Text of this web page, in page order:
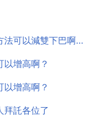
注意點，mm還可
注...
有什麼方法可以減下巴的，有沒有什麼方法可以減雙下巴啊！快速有效的那種！
增高啊？
增高啊？
拜託各位了